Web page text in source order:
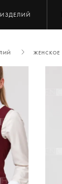
ИЗДЕЛИЙ
ЖЕНСКОЕ